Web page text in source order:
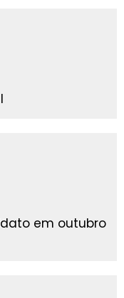
em outubro